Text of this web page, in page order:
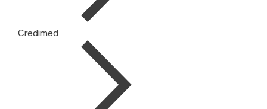
Credimed